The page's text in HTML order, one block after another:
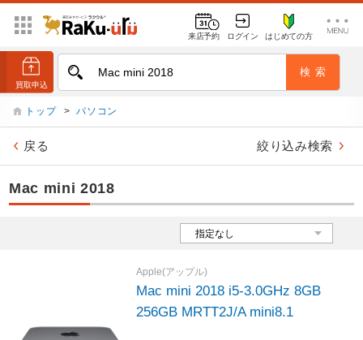
来店予約 ログイン はじめての方
トップ > パソコン
戻る 絞り込み検索
Mac mini 2018
Apple(アップル)
Mac mini 2018 i5-3.0GHz 8GB
256GB MRTT2J/A mini8.1